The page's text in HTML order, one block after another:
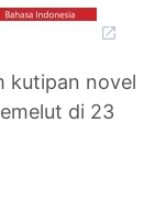
kutipan novel
di 23